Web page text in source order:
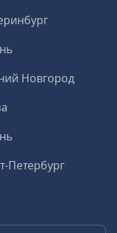
Новгород
Петербург